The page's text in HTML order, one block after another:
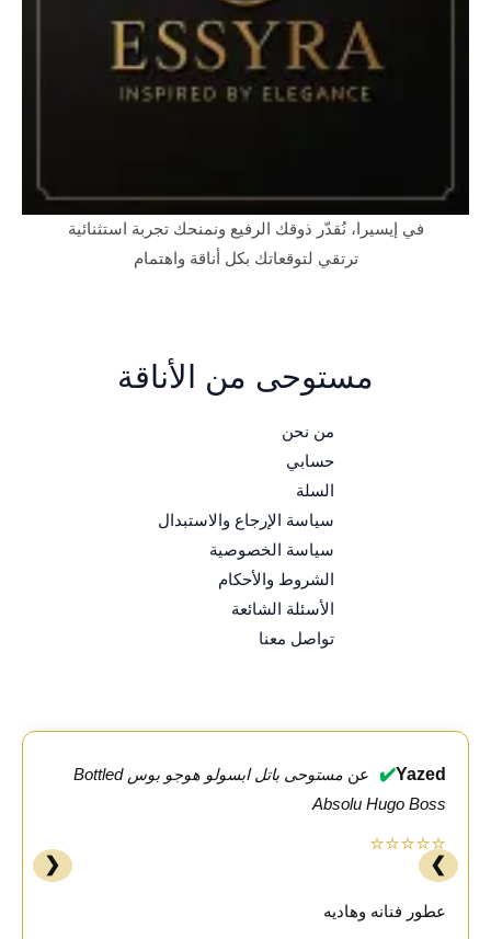
في إيسيرا، نُقدّر ذوقك الرفيع ونمنحك تجربة استثنائية
ترتقي لتوقعاتك بكل أناقة واهتمام
مستوحى من الأناقة
من نحن
حسابي
السلة
سياسة الإرجاع والاستبدال
سياسة الخصوصية
الشروط والأحكام
الأسئلة الشائعة
تواصل معنا
Yazed
✔️ عن
مستوحى باتل ابسولو هوجو بوس Bottled
Absolu Hugo Boss
⭐⭐⭐⭐⭐
عطور فنانه وهاديه
❮ ❯